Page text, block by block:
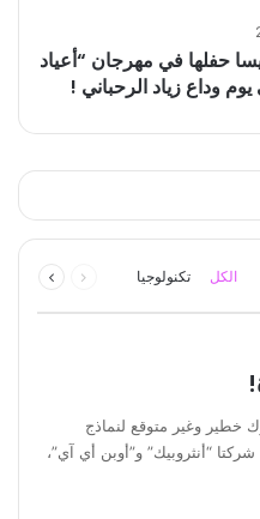
حفلها في مهرجان “أعياد
وداع زياد الرحباني !
الكل تكنولوجيا
الصفحة
خطير وغير متوقع لنماذج
“أنثروبيك” و”أوبن أي آي”،